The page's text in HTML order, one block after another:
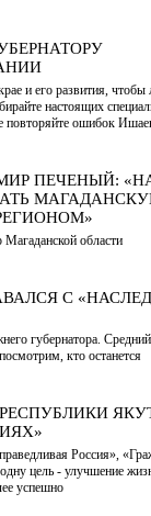
и его развития, чтобы
настоящих
повторяйте ошибок
ПЕЧЕНЫЙ:
области
С
губернатора.
кто останется
Россия»,
цель - улучшение
успешно